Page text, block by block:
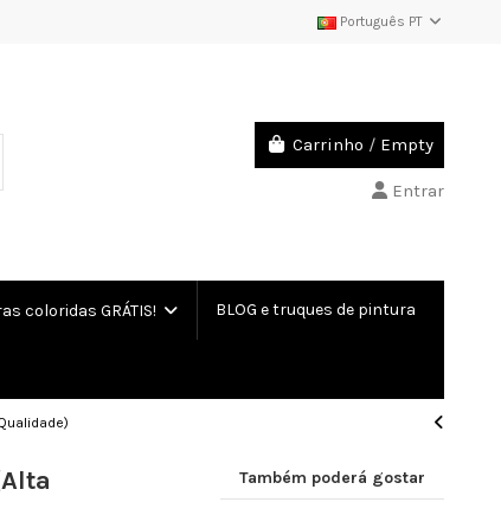
Português PT
Carrinho / Empty
Entrar
coloridas GRÁTIS! BLOG e truques de pintura
Também poderá gostar